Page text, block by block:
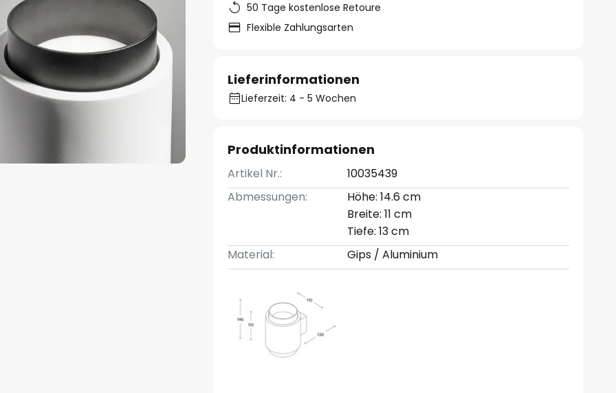
50 Tage kostenlose Retoure
Flexible Zahlungsarten
Lieferinformationen
Lieferzeit: 4 - 5 Wochen
Produktinformationen
Artikel Nr.:
10035439
Abmessungen:
Höhe: 14.6 cm
Breite: 11 cm
Tiefe: 13 cm
Material:
Gips / Aluminium